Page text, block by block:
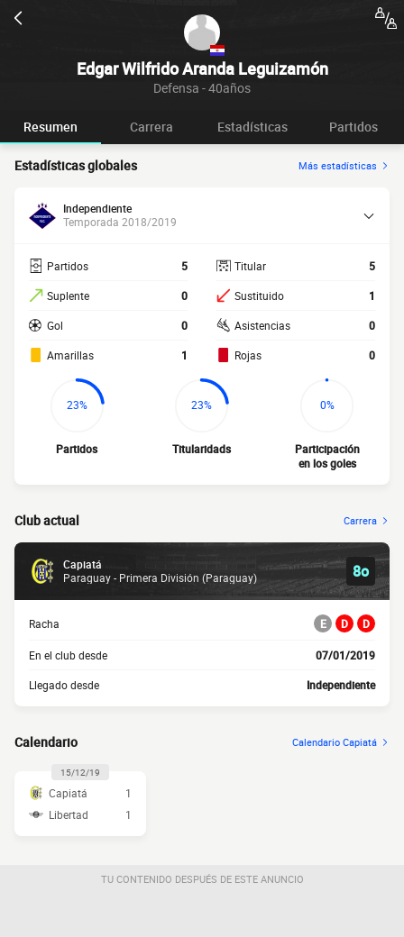
Edgar Wilfrido Aranda Leguizamón
Defensa - 40años
Resumen Carrera Estadísticas Partidos
Estadísticas globales Más estadísticas
Independiente
Temporada 2018/2019
Partidos 5
Suplente 0
Gol 0
Amarillas 1
Titular 5
Sustituido 1
Asistencias 0
Rojas 0
23%
Partidos
23%
Titularidads
0%
Participación
en los goles
Club actual Carrera
Capiatá
Paraguay - Primera División (Paraguay)
8o
Racha E D D
En el club desde 07/01/2019
Llegado desde Independiente
Calendario Calendario Capiatá
15/12/19
Capiatá
1
Libertad
1
TU CONTENIDO DESPUÉS DE ESTE ANUNCIO